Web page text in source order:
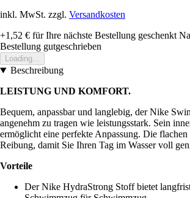
inkl. MwSt. zzgl. Versandkosten
+1,52 € für Ihre nächste Bestellung geschenkt
Bestellung gutgeschrieben
Loading...
Beschreibung
LEISTUNG UND KOMFORT.
Bequem, anpassbar und langlebig, der Nike
angenehm zu tragen wie leistungsstark. Sein
ermöglicht eine perfekte Anpassung. Die flachen
Reibung, damit Sie Ihren Tag im Wasser voll
Vorteile
Der Nike HydraStrong Stoff bietet